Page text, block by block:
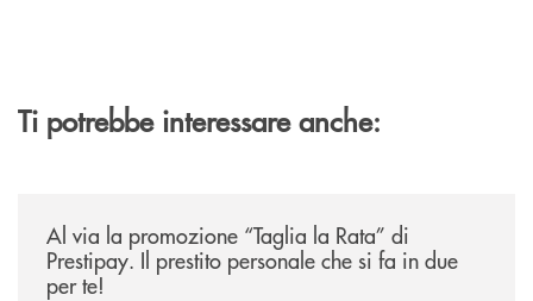
Ti potrebbe interessare anche:
Al via la promozione “Taglia la Rata” di
Prestipay. Il prestito personale che si fa in due
per te!